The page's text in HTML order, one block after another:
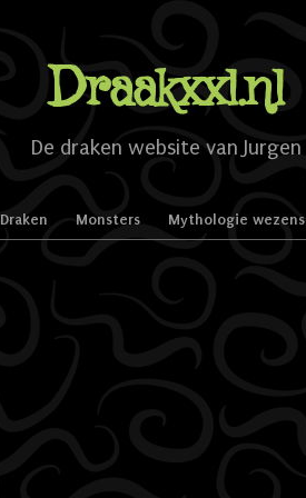
Draakxxl.nl
De draken website van Jurgen
Draken Monsters Mythologie wezens